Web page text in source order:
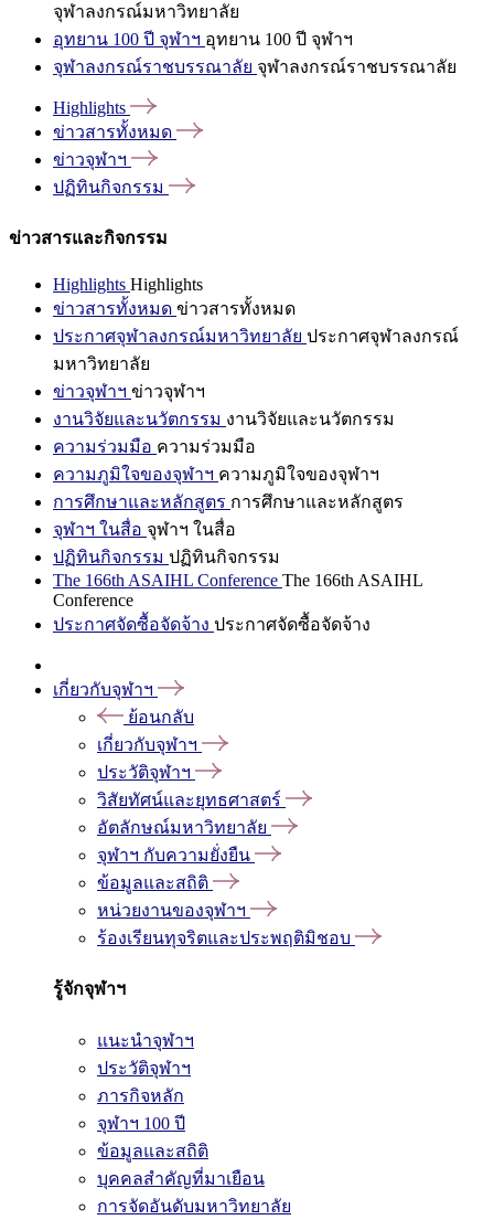
จุฬาลงกรณ์มหาวิทยาลัย
อุทยาน 100 ปี จุฬาฯ อุทยาน 100 ปี จุฬาฯ
จุฬาลงกรณ์ราชบรรณาลัย จุฬาลงกรณ์ราชบรรณาลัย
Highlights
ข่าวสารทั้งหมด
ข่าวจุฬาฯ
ปฏิทินกิจกรรม
ข่าวสารและกิจกรรม
Highlights Highlights
ข่าวสารทั้งหมด ข่าวสารทั้งหมด
ประกาศจุฬาลงกรณ์มหาวิทยาลัย ประกาศจุฬาลงกรณ์
มหาวิทยาลัย
ข่าวจุฬาฯ ข่าวจุฬาฯ
งานวิจัยและนวัตกรรม งานวิจัยและนวัตกรรม
ความร่วมมือ ความร่วมมือ
ความภูมิใจของจุฬาฯ ความภูมิใจของจุฬาฯ
การศึกษาและหลักสูตร การศึกษาและหลักสูตร
จุฬาฯ ในสื่อ จุฬาฯ ในสื่อ
ปฏิทินกิจกรรม ปฏิทินกิจกรรม
The 166th ASAIHL Conference The 166th ASAIHL
Conference
ประกาศจัดซื้อจัดจ้าง ประกาศจัดซื้อจัดจ้าง
เกี่ยวกับจุฬาฯ
ย้อนกลับ
เกี่ยวกับจุฬาฯ
ประวัติจุฬาฯ
วิสัยทัศน์และยุทธศาสตร์
อัตลักษณ์มหาวิทยาลัย
จุฬาฯ กับความยั่งยืน
ข้อมูลและสถิติ
หน่วยงานของจุฬาฯ
ร้องเรียนทุจริตและประพฤติมิชอบ
รู้จักจุฬาฯ
แนะนำจุฬาฯ
ประวัติจุฬาฯ
ภารกิจหลัก
จุฬาฯ 100 ปี
ข้อมูลและสถิติ
บุคคลสำคัญที่มาเยือน
การจัดอันดับมหาวิทยาลัย